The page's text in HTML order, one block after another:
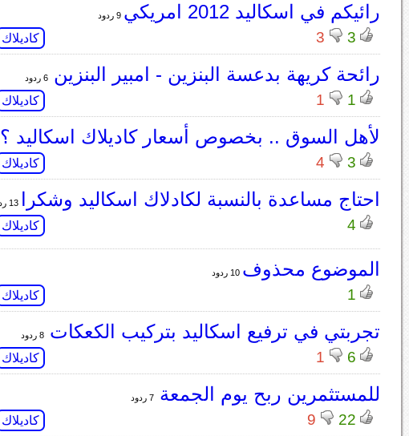
رائيكم في اسكاليد 2012 امريكي 9 ردود
3
3 كاديلاك
رائحة كريهة بدعسة البنزين - امبير البنزين6 ردود
1
1 كاديلاك
لأهل السوق .. بخصوص أسعار كاديلاك اسكاليد ؟
3
4 كاديلاك
احتاج مساعدة بالنسبة لكادلاك اسكاليد وشكرا 13 ردود
4 كاديلاك
الموضوع محذوف 10 ردود
1 كاديلاك
تجربتي في ترفيع اسكاليد بتركيب الكعكات8 ردود
6
1 كاديلاك
للمستثمرين ربح يوم الجمعة7 ردود
22
9 كاديلاك